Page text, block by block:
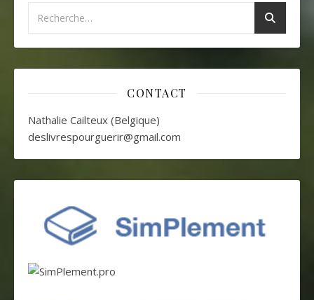
CONTACT
Nathalie Cailteux (Belgique)
deslivrespourguerir@gmail.com